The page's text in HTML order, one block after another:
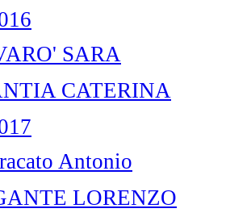
SARA
CATERINA
Antonio
LORENZO